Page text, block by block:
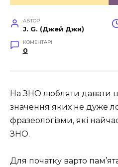
АВТОР
J. G. (Джей Джи)
КОМЕНТАРІ
0
На ЗНО любляти давати
значення яких не дуже
фразеологізми, які
ЗНО.
Для початку варто